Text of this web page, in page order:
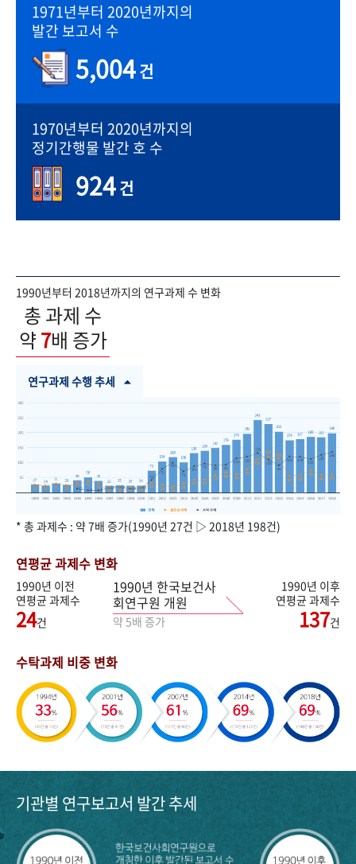
1971년부터 2020년까지의
발간 보고서 수
5,004건
1970년부터 2020년까지의
정기간행물 발간 호 수
924건
1990년부터 2018년까지의 연구과제 수 변화
총 과제 수
약7배 증가
연구과제 수행 추세
* 총 과제수 : 약 7배 증가(1990년 27건 ▷ 2018년 198건)
연평균 과제수 변화
1990년 이전
연평균 과제수
24건
1990년 한국보건사
회연구원 개원
약 5배 증가
1990년 이후
연평균 과제수
137건
수탁과제 비중 변화
기관별 연구보고서 발간 추세